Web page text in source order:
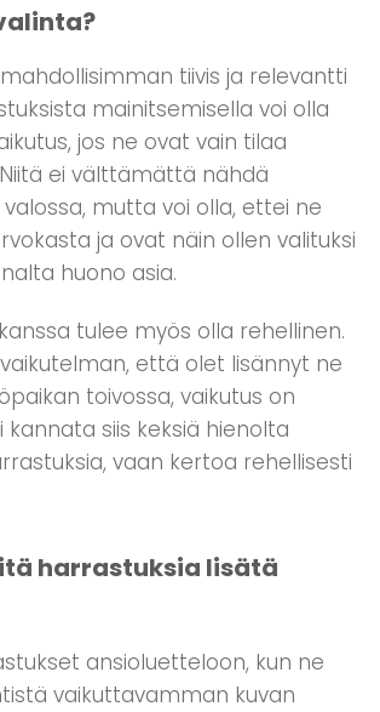
tiivis ja relevantti
mainitsemisella voi olla
jos ne ovat vain tilaa
ei välttämättä nähdä
mutta voi olla, ettei ne
ja ovat näin ollen valituksi
huono asia.
tulee myös olla rehellinen.
että olet lisännyt ne
toivossa, vaikutus on
kannata siis keksiä hienolta
vaan kertoa rehellisesti
harrastuksia lisätä
ansioluetteloon, kun ne
vaikuttavamman kuvan